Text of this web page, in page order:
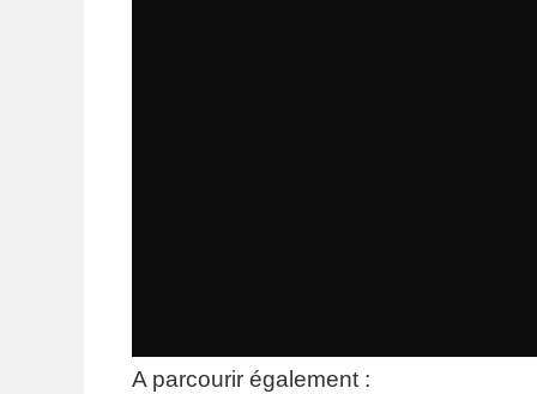
A parcourir également :